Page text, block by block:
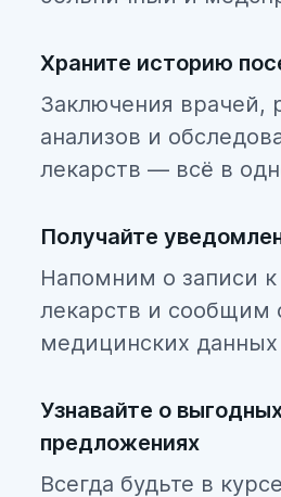
Храните историю
Заключения врачей,
анализов и
лекарств — всё в
Получайте
Напомним о записи
лекарств и сообщим
медицинских данных
Узнавайте о
предложениях
Всегда будьте в